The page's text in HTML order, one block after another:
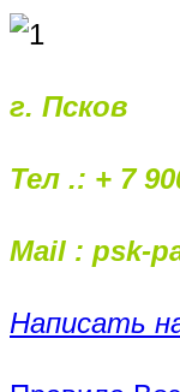
г. Псков
Тел .: + 7
Mail : psk-
Написать